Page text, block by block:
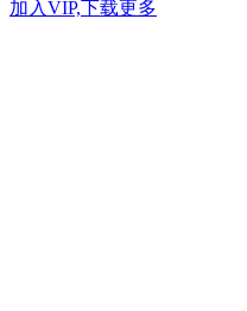
加入VIP,下载更多